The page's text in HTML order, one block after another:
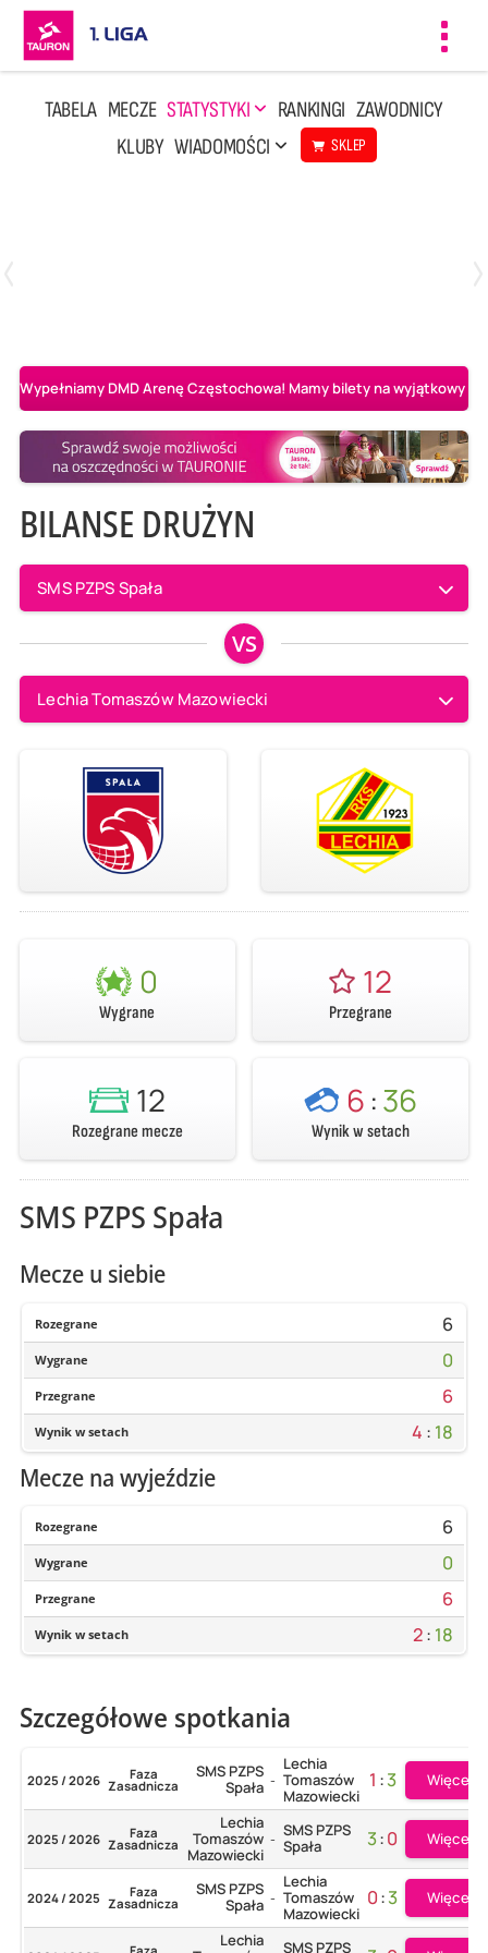
TABELA MECZE STATYSTYKI RANKINGI ZAWODNICY
KLUBY WIADOMOŚCI SKLEP
Wypełniamy DMD Arenę Częstochowa! Mamy bilety na wyjątkowy
BILANSE DRUŻYN
SMS PZPS Spała
VS
Lechia Tomaszów Mazowiecki
0
Wygrane
12
Przegrane
12
Rozegrane mecze
6 :36
Wynik w setach
SMS PZPS Spała
Mecze u siebie
Rozegrane 6
Wygrane 0
Przegrane 6
Wynik w setach 4 : 18
Mecze na wyjeździe
Rozegrane 6
Wygrane 0
Przegrane 6
Wynik w setach 2: 18
Szczegółowe spotkania
2025 / 2026 Faza
Zasadnicza
SMS PZPS
Spała -
Lechia
Tomaszów
Mazowiecki
1 :3 Więcej
2025 / 2026 Faza
Zasadnicza
Lechia
Tomaszów
Mazowiecki
- SMS PZPS
Spała
3:0 Więcej
2024 / 2025 Faza
Zasadnicza
SMS PZPS
Spała -
Lechia
Tomaszów
Mazowiecki
0:3 Więcej
Lechia
SMS PZPS